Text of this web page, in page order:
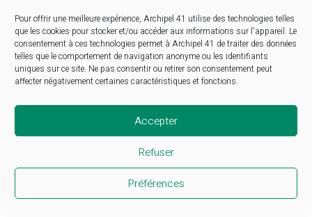
Pour offrir une meilleure expérience, Archipel 41 utilise des technologies telles
que les cookies pour stocker et/ou accéder aux informations sur l'appareil. Le
consentement à ces technologies permet à Archipel 41 de traiter des données
telles que le comportement de navigation anonyme ou les identifiants
uniques sur ce site. Ne pas consentir ou retirer son consentement peut
affecter négativement certaines caractéristiques et fonctions.
Accepter
Refuser
Préférences